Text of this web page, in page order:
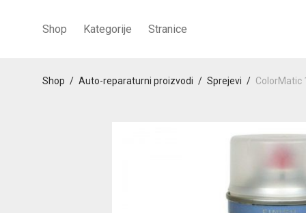
Shop Kategorije Stranice
Shop / Auto-reparaturni proizvodi / Sprejevi / ColorMatic